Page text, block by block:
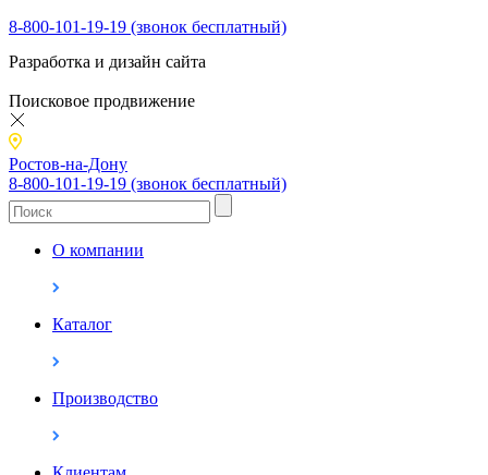
8-800-101-19-19 (звонок бесплатный)
Разработка и дизайн сайта
Поисковое продвижение
Ростов-на-Дону
8-800-101-19-19 (звонок бесплатный)
О компании
Каталог
Производство